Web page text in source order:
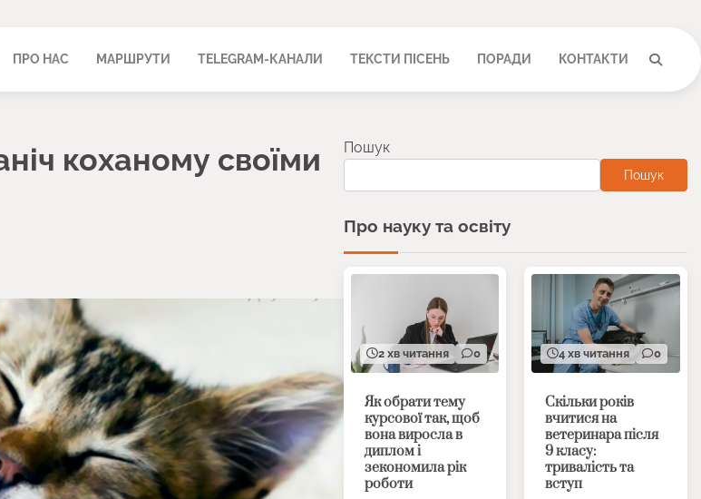
ПРО НАС МАРШРУТИ TELEGRAM-КАНАЛИ ТЕКСТИ ПІСЕНЬ ПОРАДИ КОНТАКТИ
коханому своїми
Пошук
Пошук
Про науку та освіту
2 хв читання 0
Як обрати тему
курсової так, щоб
вона виросла в
диплом і
зекономила рік
роботи
4 хв читання 0
Скільки років
вчитися на
ветеринара після
9 класу:
тривалість та
вступ